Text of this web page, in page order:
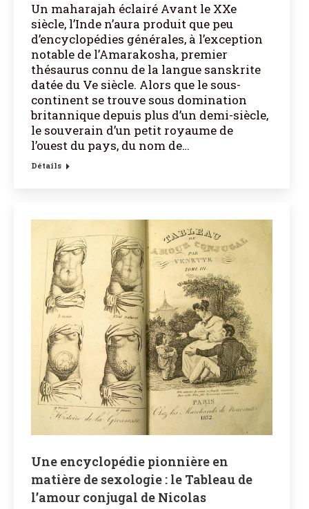
Un maharajah éclairé Avant le XXe
siècle, l’Inde n’aura produit que peu
d’encyclopédies générales, à l’exception
notable de l’Amarakosha, premier
thésaurus connu de la langue sanskrite
datée du Ve siècle. Alors que le sous-
continent se trouve sous domination
britannique depuis plus d’un demi-siècle,
le souverain d’un petit royaume de
l’ouest du pays, du nom de…
Détails
Une encyclopédie pionnière en
matière de sexologie : le Tableau de
l’amour conjugal de Nicolas